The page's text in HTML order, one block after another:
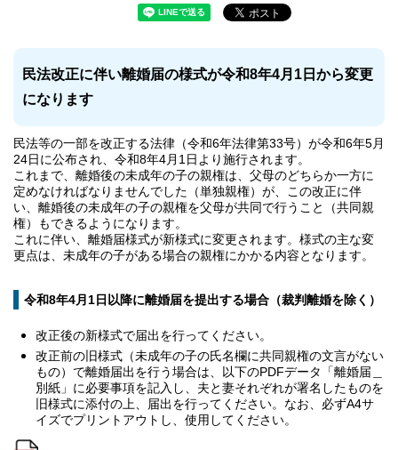
民法改正に伴い離婚届の様式が令和8年4月1日から変更
になります
民法等の一部を改正する法律（令和6年法律第33号）が令和6年5月
24日に公布され、令和8年4月1日より施行されます。
これまで、離婚後の未成年の子の親権は、父母のどちらか一方に
定めなければなりませんでした（単独親権）が、この改正に伴
い、離婚後の未成年の子の親権を父母が共同で行うこと（共同親
権）もできるようになります。
これに伴い、離婚届様式が新様式に変更されます。様式の主な変
更点は、未成年の子がある場合の親権にかかる内容となります。
令和8年4月1日以降に離婚届を提出する場合（裁判離婚を除く）
改正後の新様式で届出を行ってください。
改正前の旧様式（未成年の子の氏名欄に共同親権の文言がない
もの）で離婚届出を行う場合は、以下のPDFデータ「離婚届＿
別紙」に必要事項を記入し、夫と妻それぞれが署名したものを
旧様式に添付の上、届出を行ってください。なお、必ずA4サ
イズでプリントアウトし、使用してください。